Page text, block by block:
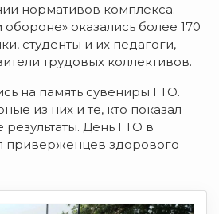
нормативов комплекса.
обороне» оказались более 170
студенты и их педагоги,
трудовых коллективов.
на память сувениры ГТО.
из них и те, кто показал
День ГТО в
приверженцев здорового